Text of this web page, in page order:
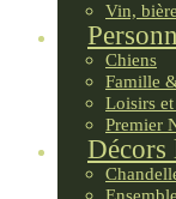
Vin,
Chiens
Famille
Loisirs
Premier
Décors